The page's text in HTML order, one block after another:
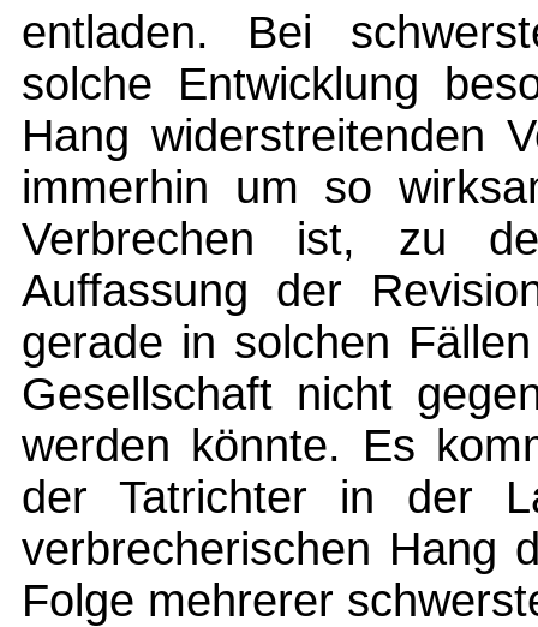
entladen. Bei
solche Entwicklung
Hang widerstreitenden
immerhin um so
Verbrechen ist, zu
Auffassung der
gerade in solchen
Gesellschaft nicht
werden könnte. Es
der Tatrichter in der
verbrecherischen Hang
Folge mehrerer